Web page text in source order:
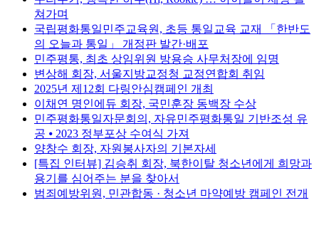
쳐가며
국립평화통일민주교육원, 초등 통일교육 교재 「한반도
의 오늘과 통일」 개정판 발간·배포
민주평통, 최초 상임위원 방용승 사무처장에 임명
변상해 회장, 서울지방교정청 교정연합회 취임
2025년 제12회 다링안심캠페인 개최
이채연 명인에듀 회장, 국민훈장 동백장 수상
민주평화통일자문회의, 자유민주평화통일 기반조성 유
공 ⦁ 2023 정부포상 수여식 가져
양창수 회장, 자원봉사자의 기본자세
[특집 인터뷰] 김승취 회장, 북한이탈 청소년에게 희망과
용기를 심어주는 분을 찾아서
범죄예방위원, 민관합동 · 청소년 마약예방 캠페인 전개